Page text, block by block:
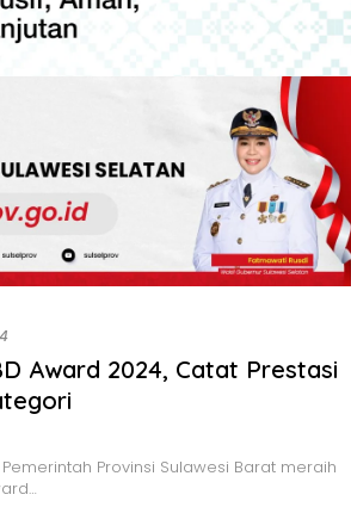
Award 2024, Catat Prestasi
Provinsi Sulawesi Barat meraih